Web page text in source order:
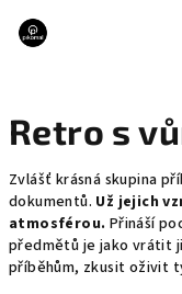
obsah
Retro s
Zvlášť krásná skupina
dokumentů. Už jejich
atmosférou. Přináší
předmětů je jako vrátit
příběhům, zkusit oživit